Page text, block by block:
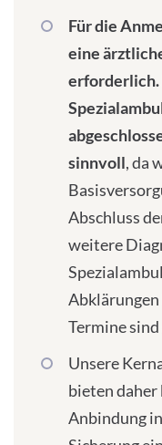
Für die
eine
erforderlich.
sinnvoll, da
Abschluss
weitere
Termine
Unsere
bieten
Anbindung